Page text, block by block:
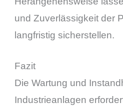
und Zuverlässigkeit der
langfristig sicherstellen.
Fazit
Die Wartung und
Industrieanlagen